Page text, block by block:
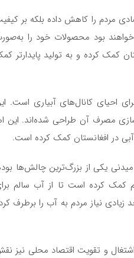
مردم را کاهش داده بلکه بر
بود محصولات خود را
کمک کرده و به تولید پایدارتر
احیای کانال‌های آبیاری است.
مصرف آن طراحی شده‌اند. این
آبی در افغانستان کمک کرده است.
یکی از بزرگ‌ترین چالش‌ها
کمک کرده است تا از آب سالم
زیادی نیاز مردم به آب را برطرف
و تقویت اقتصاد محلی نیز